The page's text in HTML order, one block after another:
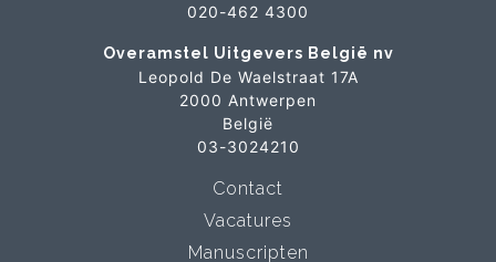
020-462 4300
Overamstel Uitgevers België nv
Leopold De Waelstraat 17A
2000 Antwerpen
België
03-3024210
Contact
Vacatures
Manuscripten